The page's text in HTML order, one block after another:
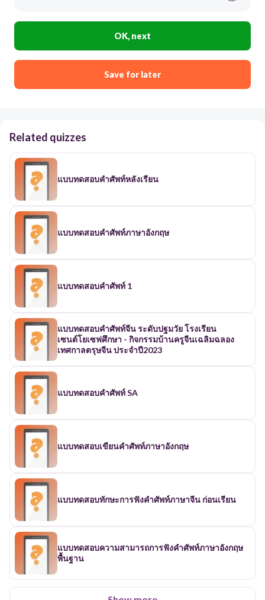
OK, next
Save for later
Related quizzes
แบบทดสอบคำศัพท์หลังเรียน
แบบทดสอบคำศัพท์ภาษาอังกฤษ
แบบทดสอบคำศัพท์ 1
แบบทดสอบคำศัพท์จีน ระดับปฐมวัย โรงเรียน
เซนต์โยเซฟศึกษา - กิจกรรมบ้านครูจีนเฉลิมฉลอง
เทศกาลตรุษจีน ประจำปี2023
แบบทดสอบคำศัพท์ SA
แบบทดสอบเขียนคำศัพท์ภาษาอังกฤษ
แบบทดสอบทักษะการฟังคำศัพท์ภาษาจีน ก่อนเรียน
แบบทดสอบความสามารถการฟังคำศัพท์ภาษาอังกฤษ
พื้นฐาน